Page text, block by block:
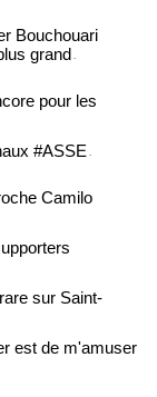
Bouchouari
grand -
pour les
#ASSE -
Camilo
sur Saint-
est de m'amuser